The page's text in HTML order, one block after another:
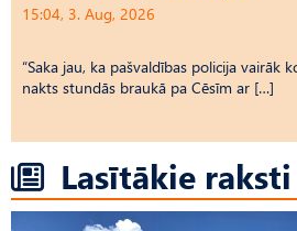
15:04, 3. Aug, 2026
“Saka jau, ka pašvaldības policija vairāk
nakts stundās braukā pa Cēsīm ar […]
Lasītākie raksti